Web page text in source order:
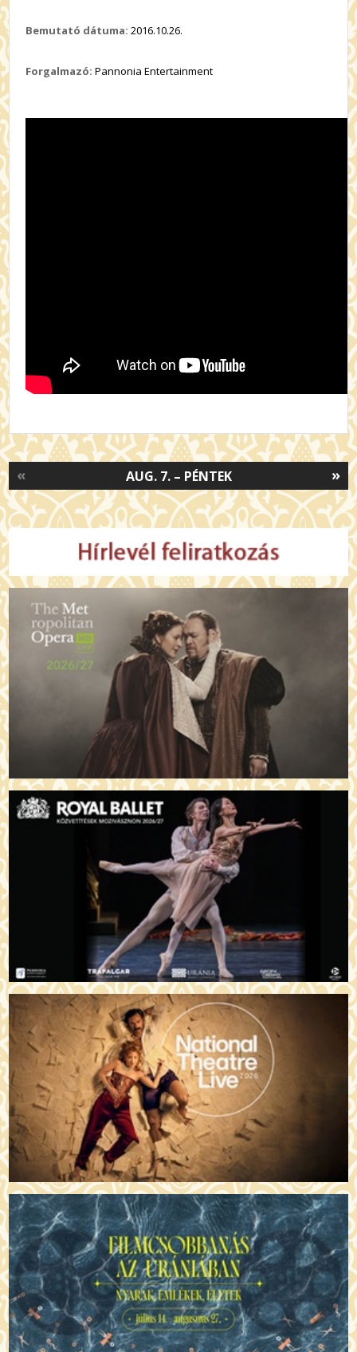
Bemutató dátuma: 2016.10.26.
Forgalmazó: Pannonia Entertainment
»
AUG. 7. – PÉNTEK
«